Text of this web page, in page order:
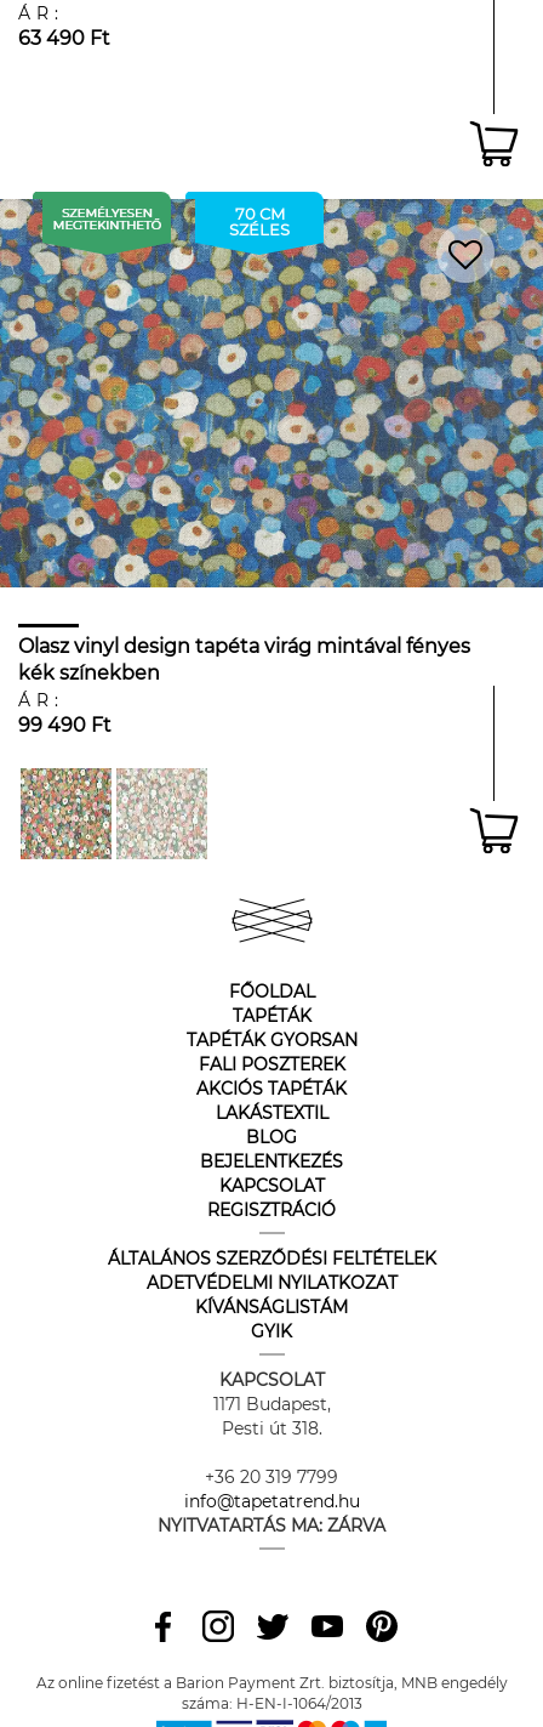
ÁR:
63 490 Ft
70 CM
SZÉLES
Olasz vinyl design tapéta virág mintával fényes
kék színekben
ÁR:
99 490 Ft
FŐOLDAL
TAPÉTÁK
TAPÉTÁK GYORSAN
FALI POSZTEREK
AKCIÓS TAPÉTÁK
LAKÁSTEXTIL
BLOG
BEJELENTKEZÉS
KAPCSOLAT
REGISZTRÁCIÓ
ÁLTALÁNOS SZERZŐDÉSI FELTÉTELEK
ADETVÉDELMI NYILATKOZAT
KÍVÁNSÁGLISTÁM
GYIK
KAPCSOLAT
1171 Budapest,
Pesti út 318.
+36 20 319 7799
info@tapetatrend.hu
NYITVATARTÁS MA: ZÁRVA
Az online fizetést a Barion Payment Zrt. biztosítja, MNB engedély
száma: H-EN-I-1064/2013